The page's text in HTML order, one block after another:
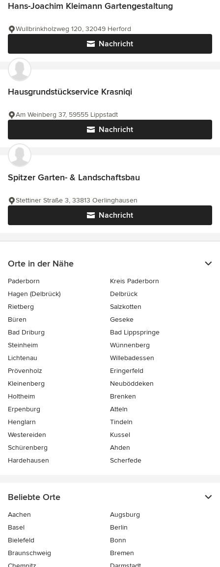
Hans-Joachim Kleimann Gartengestaltung
Nachricht
Wullbrinkholzweg 120, 32049 Herford
Hausgrundstückservice Krasniqi
Nachricht
Am Weinberg 37, 59555 Lippstadt
Spitzer Garten- & Landschaftsbau
Nachricht
Stettiner Straße 3, 33813 Oerlinghausen
Orte in der Nähe
Paderborn
Kreis Paderborn
Hagen (Delbrück)
Delbrück
Rietberg
Salzkotten
Büren
Geseke
Bad Driburg
Bad Lippspringe
Steinheim
Wünnenberg
Lichtenau
Willebadessen
Prövenholz
Eringerfeld
Kleinenberg
Neuböddeken
Holtheim
Brenken
Erpenburg
Atteln
Henglarn
Tindeln
Westereiden
Kussel
Schürenberg
Ahden
Hardehausen
Scherfede
Beliebte Orte
Aachen
Augsburg
Basel
Berlin
Bielefeld
Bonn
Braunschweig
Bremen